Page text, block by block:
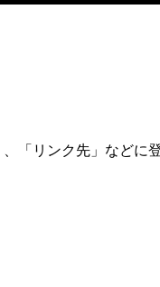
「リンク先」など